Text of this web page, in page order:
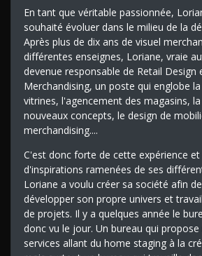
En tant que véritable passionnée,
souhaité évoluer dans le milieu de la
Après plus de dix ans de visuel
différentes enseignes, Loriane, vraie
devenue responsable de Retail Design
Merchandising, un poste qui englobe
vitrines, l'agencement des magasins,
nouveaux concepts, le design de
merchandising....
C'est donc forte de cette expérience
d'inspirations ramenées de ses
Loriane a voulu créer sa société afin
développer son propre univers et
de projets. Il y a quelques année le
donc vu le jour. Un bureau qui
services allant du home staging à la